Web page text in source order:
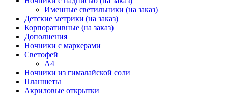
Именные светильники (на заказ)
Детские метрики (на заказ)
Корпоративные (на заказ)
Дополнения
Ночники с маркерами
Светофей
А4
Ночники из гималайской соли
Планшеты
Акриловые открытки